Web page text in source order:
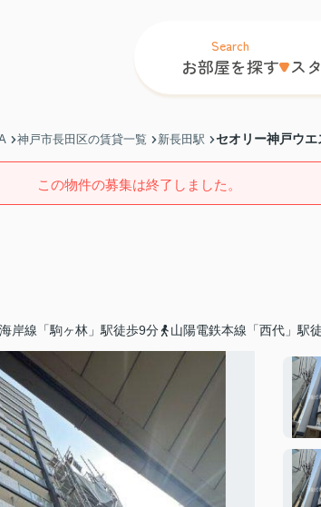
Search
お部屋を探す ス
神戸市長田区の賃貸一覧 新長田駅 セオリー神戸ウエ
この物件の募集は終了しました。
岸線「駒ヶ林」駅徒歩9分 山陽電鉄本線「西代」駅